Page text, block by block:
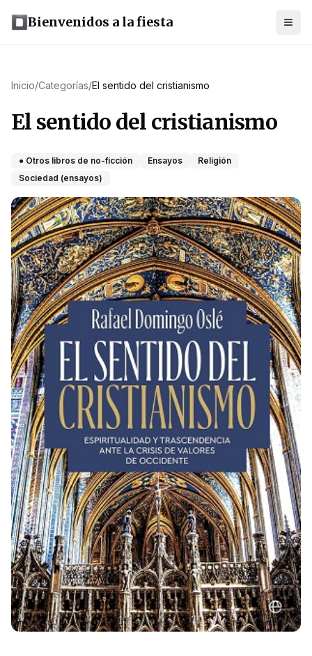
Bienvenidos a la fiesta
Inicio/Categorías/El sentido del cristianismo
El sentido del cristianismo
● Otros libros de no-ficción Ensayos
Religión
Sociedad (ensayos)